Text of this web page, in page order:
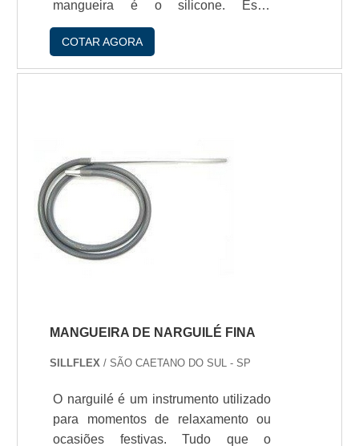
mangueira é o silicone. Essa
mangueira é feita em silicone é
extremamente resistente ao calor. Ela
suporta temperaturas de até 270°C
de silicone é extremamente
durável.CARACTERÍSTICAS DAS
MANGUEIRAS ...
COTAR AGORA
MANGUEIRA DE NARGUILÉ FINA
SILLFLEX/ SÃO CAETANO DO SUL - SP
O narguilé é um instrumento utilizado
para momentos de relaxamento ou
ocasiões festivas. Tudo que o